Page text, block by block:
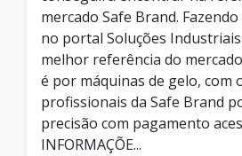
mercado Safe Brand.
no portal Soluções
melhor referência do
é por máquinas de gelo, com
profissionais da Safe Brand
precisão com pagamento
INFORMAÇÕE...